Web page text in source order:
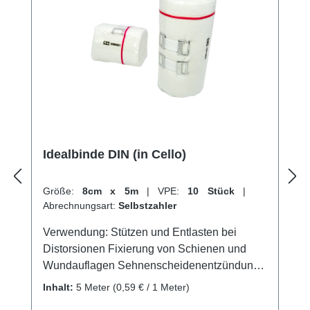
unserem hervorragenden Kundenservice.
Idealbinde DIN (in Cello)
Größe: 8cm x 5m | VPE: 10 Stück |
Abrechnungsart: Selbstzahler
Verwendung: Stützen und Entlasten bei
Distorsionen Fixierung von Schienen und
Wundauflagen Sehnenscheidenentzündung
Stützung und Entlastung von Gelenken
Inhalt: 5 Meter (0,59 € / 1 Meter)